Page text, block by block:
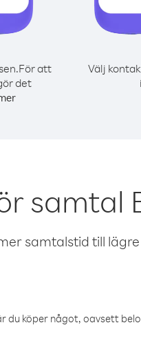
För att
det
Välj
samtal
samtalstid till
köper något, oavsett